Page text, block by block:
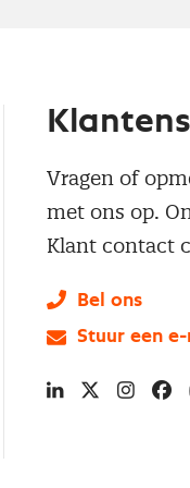
Vragen of
met ons op.
Klant contact
Bel ons
Stuur een e-
LinkedIn
X